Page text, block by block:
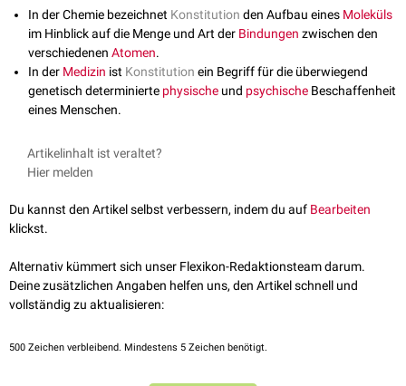
In der Chemie bezeichnet Konstitution den Aufbau eines Moleküls
im Hinblick auf die Menge und Art der Bindungen zwischen den
verschiedenen Atomen.
In der Medizin ist Konstitution ein Begriff für die überwiegend
genetisch determinierte physische und psychische Beschaffenheit
eines Menschen.
Artikelinhalt ist veraltet?
Hier melden
Du kannst den Artikel selbst verbessern, indem du auf Bearbeiten
klickst.
Alternativ kümmert sich unser Flexikon-Redaktionsteam darum.
Deine zusätzlichen Angaben helfen uns, den Artikel schnell und
vollständig zu aktualisieren:
500 Zeichen verbleibend. Mindestens 5 Zeichen benötigt.